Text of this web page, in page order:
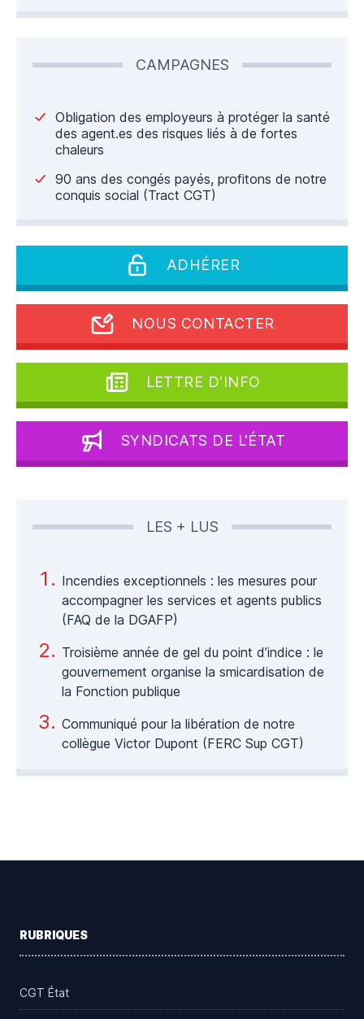
CAMPAGNES
Obligation des employeurs à protéger la santé
des agent.es des risques liés à de fortes
chaleurs
90 ans des congés payés, profitons de notre
conquis social (Tract CGT)
ADHÉRER
NOUS CONTACTER
LETTRE D'INFO
SYNDICATS DE L'ÉTAT
LES + LUS
Incendies exceptionnels : les mesures pour
accompagner les services et agents publics
(FAQ de la DGAFP)
Troisième année de gel du point d’indice : le
gouvernement organise la smicardisation de
la Fonction publique
Communiqué pour la libération de notre
collègue Victor Dupont (FERC Sup CGT)
RUBRIQUES
CGT État